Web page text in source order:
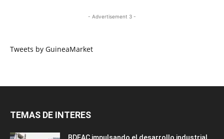
- Advertisement 3 -
Tweets by GuineaMarket
TEMAS DE INTERES